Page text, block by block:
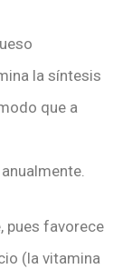
la síntesis
que a
pues favorece
(la vitamina